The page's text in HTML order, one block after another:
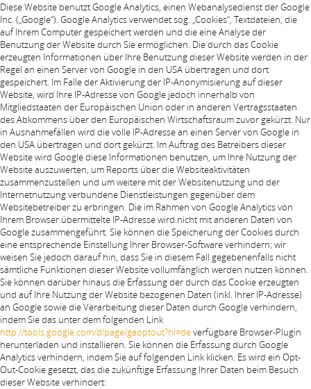
Diese Website benutzt Google Analytics, einen Webanalysedienst der Google
Inc. („Google“). Google Analytics verwendet sog. „Cookies“, Textdateien, die
auf Ihrem Computer gespeichert werden und die eine Analyse der
Benutzung der Website durch Sie ermöglichen. Die durch das Cookie
erzeugten Informationen über Ihre Benutzung dieser Website werden in der
Regel an einen Server von Google in den USA übertragen und dort
gespeichert. Im Falle der Aktivierung der IP-Anonymisierung auf dieser
Website, wird Ihre IP-Adresse von Google jedoch innerhalb von
Mitgliedstaaten der Europäischen Union oder in anderen Vertragsstaaten
des Abkommens über den Europäischen Wirtschaftsraum zuvor gekürzt. Nur
in Ausnahmefällen wird die volle IP-Adresse an einen Server von Google in
den USA übertragen und dort gekürzt. Im Auftrag des Betreibers dieser
Website wird Google diese Informationen benutzen, um Ihre Nutzung der
Website auszuwerten, um Reports über die Websiteaktivitäten
zusammenzustellen und um weitere mit der Websitenutzung und der
Internetnutzung verbundene Dienstleistungen gegenüber dem
Websitebetreiber zu erbringen. Die im Rahmen von Google Analytics von
Ihrem Browser übermittelte IP-Adresse wird nicht mit anderen Daten von
Google zusammengeführt. Sie können die Speicherung der Cookies durch
eine entsprechende Einstellung Ihrer Browser-Software verhindern; wir
weisen Sie jedoch darauf hin, dass Sie in diesem Fall gegebenenfalls nicht
sämtliche Funktionen dieser Website vollumfänglich werden nutzen können.
Sie können darüber hinaus die Erfassung der durch das Cookie erzeugten
und auf Ihre Nutzung der Website bezogenen Daten (inkl. Ihrer IP-Adresse)
an Google sowie die Verarbeitung dieser Daten durch Google verhindern,
indem Sie das unter dem folgenden Link
http://tools.google.com/dlpage/gaoptout?hl=deverfügbare Browser-Plugin
herunterladen und installieren. Sie können die Erfassung durch Google
Analytics verhindern, indem Sie auf folgenden Link klicken. Es wird ein Opt-
Out-Cookie gesetzt, das die zukünftige Erfassung Ihrer Daten beim Besuch
dieser Website verhindert: